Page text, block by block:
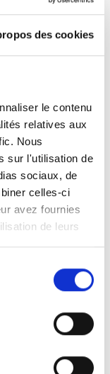
des cookies
le contenu
relatives aux
Nous
sur l'utilisation de
sociaux, de
celles-ci
avez fournies
de leurs
le
certains produits, il
pouvez utiliser
disponible, nous
YouTube ici.